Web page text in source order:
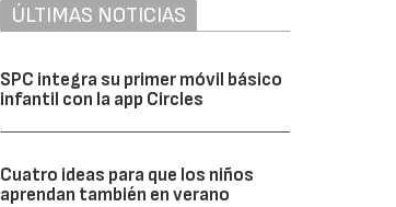
ÚLTIMAS NOTICIAS
SPC integra su primer móvil básico
infantil con la app Circles
Cuatro ideas para que los niños
aprendan también en verano